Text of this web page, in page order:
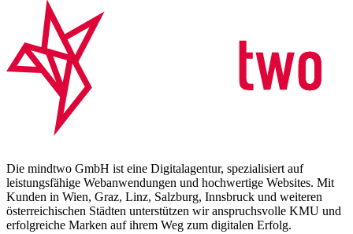
Die mindtwo GmbH ist eine Digitalagentur, spezialisiert auf
leistungsfähige Webanwendungen und hochwertige Websites. Mit
Kunden in Wien, Graz, Linz, Salzburg, Innsbruck und weiteren
österreichischen Städten unterstützen wir anspruchsvolle KMU und
erfolgreiche Marken auf ihrem Weg zum digitalen Erfolg.